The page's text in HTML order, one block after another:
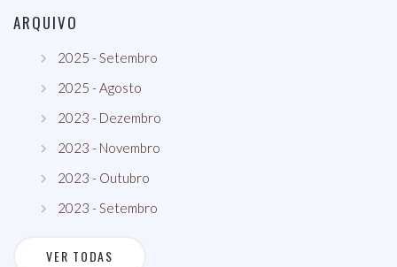
ARQUIVO
2025 - Setembro
2025 - Agosto
2023 - Dezembro
2023 - Novembro
2023 - Outubro
2023 - Setembro
VER TODAS